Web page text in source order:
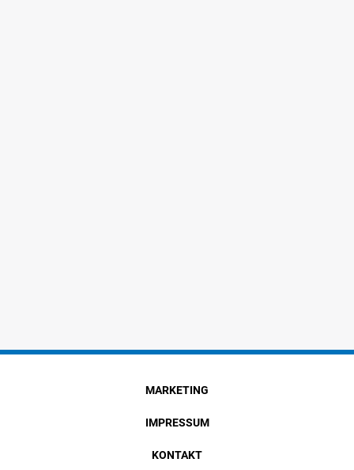
MARKETING
IMPRESSUM
KONTAKT